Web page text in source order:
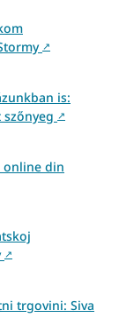
↗
is:
szőnyeg ↗
online din
↗
trgovini: Siva